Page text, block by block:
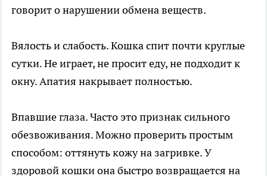
говорит о нарушении обмена веществ.
Вялость и слабость. Кошка спит почти круглые
сутки. Не играет, не просит еду, не подходит к
окну. Апатия накрывает полностью.
Впавшие глаза. Часто это признак сильного
обезвоживания. Можно проверить простым
способом: оттянуть кожу на загривке. У
здоровой кошки она быстро возвращается на